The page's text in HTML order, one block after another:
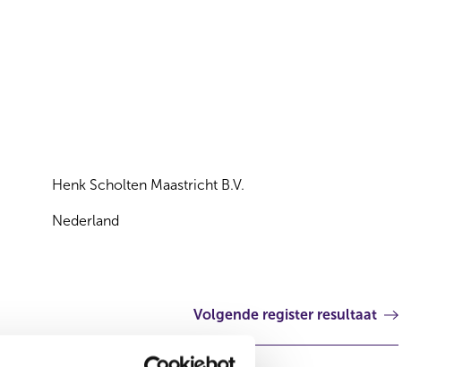
Henk Scholten Maastricht B.V.
Nederland
Volgende register resultaat